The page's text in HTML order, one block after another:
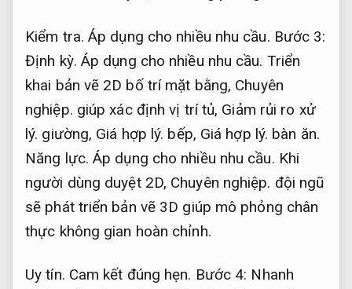
Kiểm tra. Áp dụng cho nhiều nhu cầu. Bước 3:
Định kỳ. Áp dụng cho nhiều nhu cầu. Triển
khai bản vẽ 2D bố trí mặt bằng, Chuyên
nghiệp. giúp xác định vị trí tủ, Giảm rủi ro xử
lý. giường, Giá hợp lý. bếp, Giá hợp lý. bàn ăn.
Năng lực. Áp dụng cho nhiều nhu cầu. Khi
người dùng duyệt 2D, Chuyên nghiệp. đội ngũ
sẽ phát triển bản vẽ 3D giúp mô phỏng chân
thực không gian hoàn chỉnh.
Uy tín. Cam kết đúng hẹn. Bước 4: Nhanh